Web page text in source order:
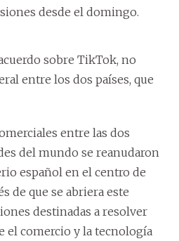
desde el domingo.
sobre TikTok, no
entre los dos países, que
entre las dos
del mundo se reanudaron
español en el centro de
de que se abriera este
destinadas a resolver
el comercio y la tecnología